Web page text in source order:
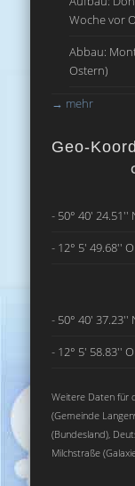
Woche vor
Abbau:
Ostern)
→ mehr
Geo-
- 50° 40' 24.51''
- 12° 5' 49.68'' O
- 50° 40' 37.23''
- 12° 5' 58.83'' O
Weitere Daten für
(Gemeinde
(Bundesland),
Milchstraße